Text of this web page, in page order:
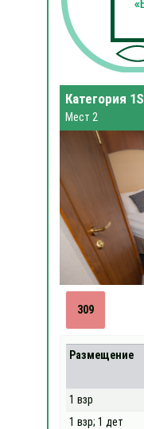
Категория 1S
Мест 2
309
Размещение
1 взр
1 взр; 1 дет